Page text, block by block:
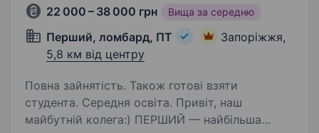
22 000 – 38 000 грн Вища за середню
Перший, ломбард, ПТ
Запоріжжя,
5,8 км від центру
Повна зайнятість. Також готові взяти
студента. Середня освіта. Привіт, наш
майбутній колега:) ПЕРШИЙ — найбільша